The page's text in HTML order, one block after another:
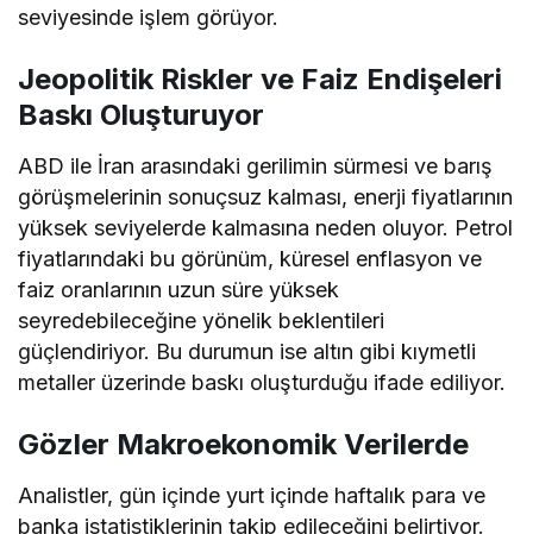
seviyesinde işlem görüyor.
Jeopolitik Riskler ve Faiz Endişeleri
Baskı Oluşturuyor
ABD ile İran arasındaki gerilimin sürmesi ve barış
görüşmelerinin sonuçsuz kalması, enerji fiyatlarının
yüksek seviyelerde kalmasına neden oluyor. Petrol
fiyatlarındaki bu görünüm, küresel enflasyon ve
faiz oranlarının uzun süre yüksek
seyredebileceğine yönelik beklentileri
güçlendiriyor. Bu durumun ise altın gibi kıymetli
metaller üzerinde baskı oluşturduğu ifade ediliyor.
Gözler Makroekonomik Verilerde
Analistler, gün içinde yurt içinde haftalık para ve
banka istatistiklerinin takip edileceğini belirtiyor.